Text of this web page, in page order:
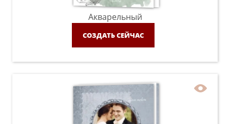
Акварельный
СОЗДАТЬ СЕЙЧАС